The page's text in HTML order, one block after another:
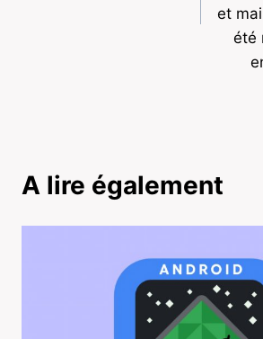
et
été
A lire également